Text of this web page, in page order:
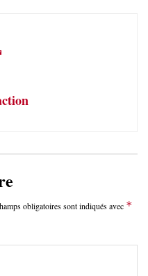
obligatoires sont indiqués avec *